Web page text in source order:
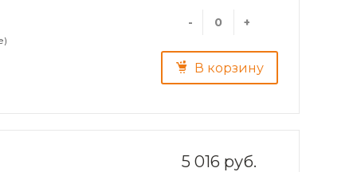
- +
В корзину
5 016 руб.